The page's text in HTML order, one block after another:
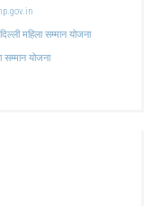
दिल्ली महिला सम्मान योजना
सम्मान योजना